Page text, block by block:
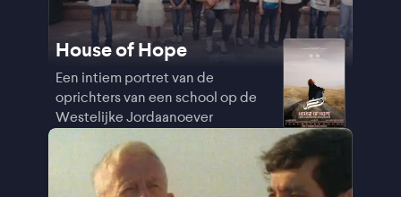
House of Hope
Een intiem portret van de
oprichters van een school op de
Westelijke Jordaanoever